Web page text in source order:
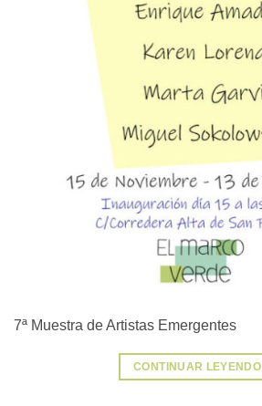
7ª Muestra de Artistas Emergentes
CONTINUAR LEYENDO